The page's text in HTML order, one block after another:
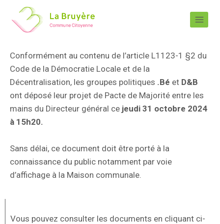
Conformément au contenu de l’article L1123-1 §2 du
Code de la Démocratie Locale et de la
Décentralisation, les groupes politiques .Bé et D&B
ont déposé leur projet de Pacte de Majorité entre les
mains du Directeur général ce jeudi 31 octobre 2024
à 15h20.
Sans délai, ce document doit être porté à la
connaissance du public notamment par voie
d’affichage à la Maison communale.
Vous pouvez consulter les documents en cliquant ci-